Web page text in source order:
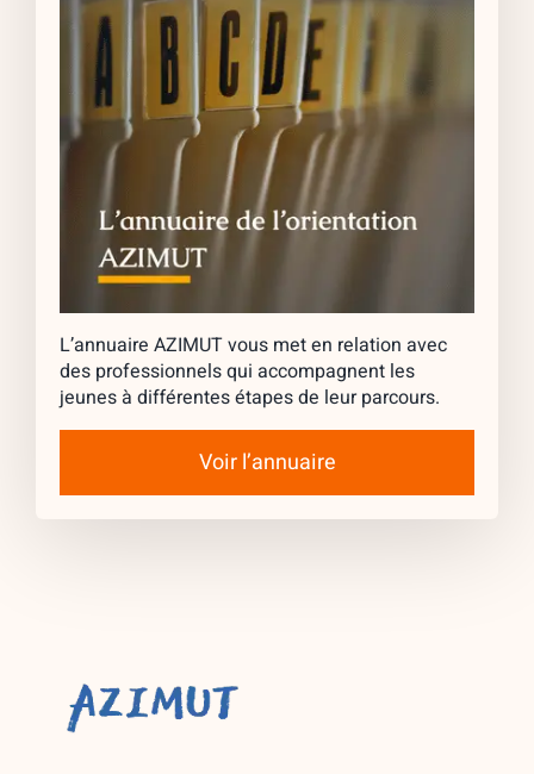
L’annuaire AZIMUT vous met en relation avec
des professionnels qui accompagnent les
jeunes à différentes étapes de leur parcours.
Voir l’annuaire